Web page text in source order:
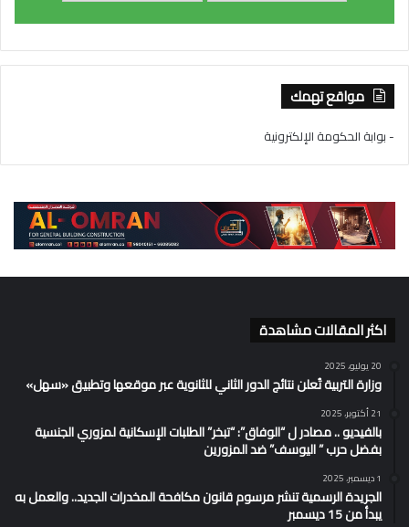
مواقع تهمك
- بوابة الحكومة الإلكترونية
اكثر المقالات مشاهدة
20 يوليو، 2025
وزارة التربية تُعلن نتائج الدور الثاني للثانوية عبر موقعها وتطبيق «سهل»
21 أكتوبر، 2025
بالفيديو .. مصادر ل “الوفاق”: “تبخر” الطلبات الإسكانية لمزوري الجنسية
بفضل حرب ” اليوسف” ضد المزورين
1 ديسمبر، 2025
الجريدة الرسمية تنشر مرسوم قانون مكافحة المخدرات الجديد.. والعمل به
يبدأ من 15 ديسمبر